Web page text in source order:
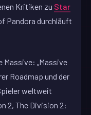
Kritiken zu Star
Pandora durchläuft
„Massive
Roadmap und der
weltweit
2, The Division 2: